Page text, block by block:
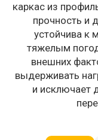
каркас из
прочность и
устойчива к
тяжелым
внешних
выдерживать
и исключает